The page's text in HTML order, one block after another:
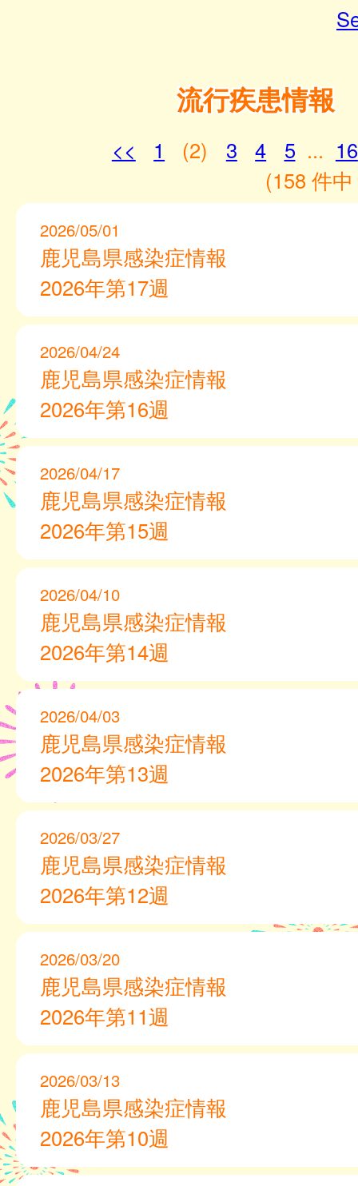
流行疾患情報
<< 1 (2) 3 4 5 ... 16
(158 件
2026/05/01
鹿児島県感染症情報
2026年第17週
2026/04/24
鹿児島県感染症情報
2026年第16週
2026/04/17
鹿児島県感染症情報
2026年第15週
2026/04/10
鹿児島県感染症情報
2026年第14週
2026/04/03
鹿児島県感染症情報
2026年第13週
2026/03/27
鹿児島県感染症情報
2026年第12週
2026/03/20
鹿児島県感染症情報
2026年第11週
2026/03/13
鹿児島県感染症情報
2026年第10週